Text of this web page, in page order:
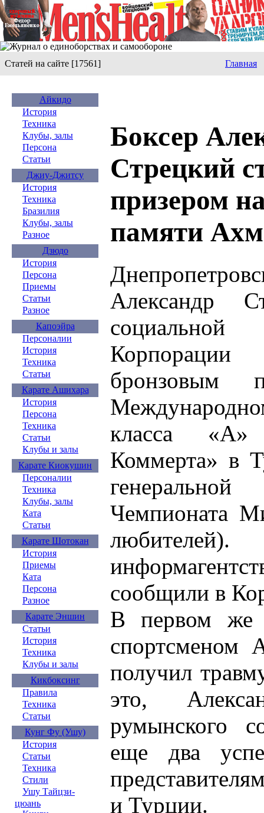
Статей на сайте [17561] Главная
Айкидо
История
Техника
Клубы, залы
Персона
Статьи
Джиу-Джитсу
История
Техника
Бразилия
Клубы, залы
Разное
Дзюдо
История
Персона
Приемы
Статьи
Разное
Капоэйра
Персоналии
История
Техника
Статьи
Карате Ашихара
История
Персона
Техника
Статьи
Клубы и залы
Карате Киокушин
Персоналии
Техника
Клубы, залы
Ката
Статьи
Карате Шотокан
История
Приемы
Ката
Персона
Разное
Карате Эншин
Статьи
История
Техника
Клубы и залы
Кикбоксинг
Правила
Техника
Статьи
Кунг Фу (Ушу)
История
Статьи
Техника
Стили
Ушу Тайцзи-
цюань
Боксер
Стрецкий
призером
памяти
Александр
бронзовым
класса
Коммерта» в
Чемпионата
сообщили в
В первом же
спортсменом
получил
это,
румынского
еще два
и Турции.